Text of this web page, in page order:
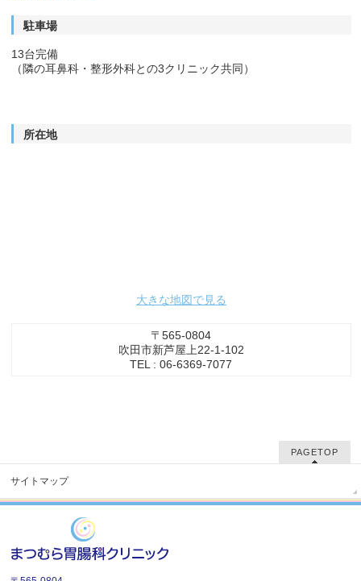
駐車場
13台完備
（隣の耳鼻科・整形外科との3クリニック共同）
所在地
大きな地図で見る
〒565-0804
吹田市新芦屋上22-1-102
TEL : 06-6369-7077
PAGETOP
サイトマップ